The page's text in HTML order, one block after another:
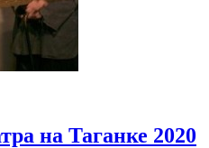
на Таганке 2020